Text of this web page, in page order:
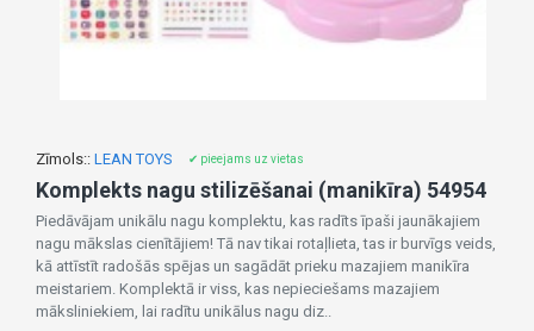
Zīmols:: LEAN TOYS ✔ pieejams uz vietas
Komplekts nagu stilizēšanai (manikīra) 54954
Piedāvājam unikālu nagu komplektu, kas radīts īpaši jaunākajiem
nagu mākslas cienītājiem! Tā nav tikai rotaļlieta, tas ir burvīgs veids,
kā attīstīt radošās spējas un sagādāt prieku mazajiem manikīra
meistariem. Komplektā ir viss, kas nepieciešams mazajiem
māksliniekiem, lai radītu unikālus nagu diz..